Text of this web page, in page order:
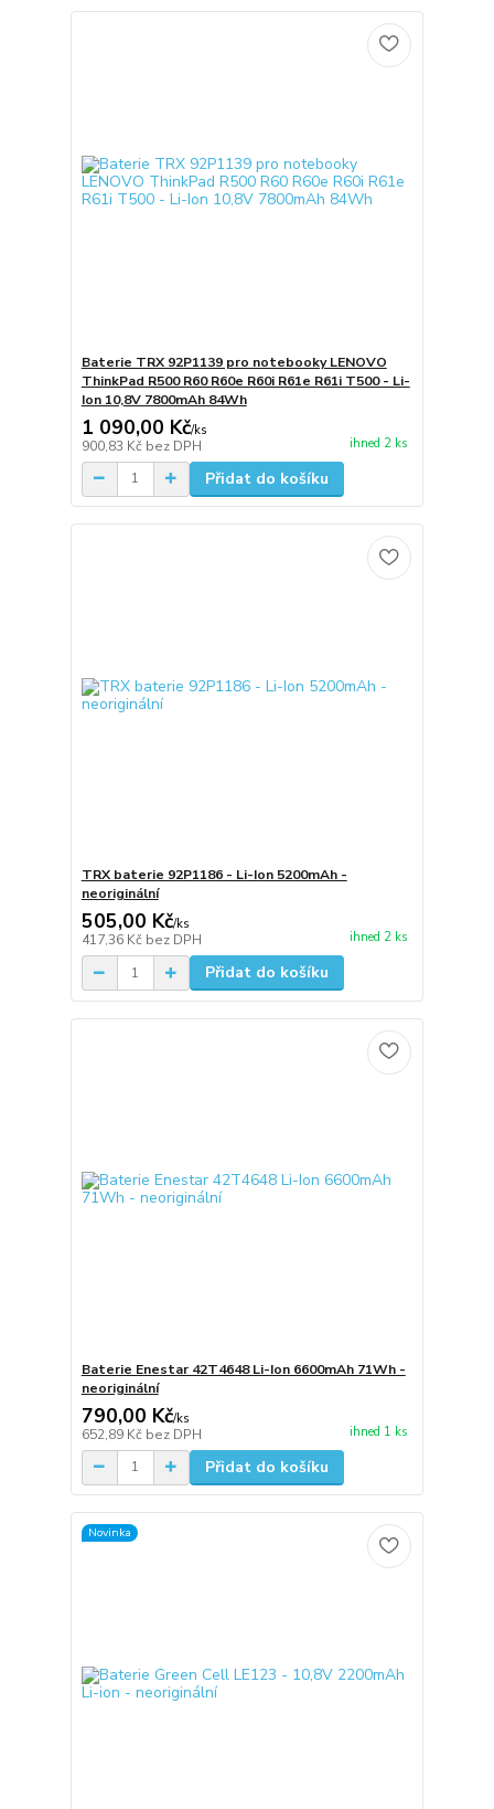
Baterie TRX 92P1139 pro notebooky LENOVO
ThinkPad R500 R60 R60e R60i R61e R61i T500 - Li-
Ion 10,8V 7800mAh 84Wh
1 090,00 Kč/ks
900,83 Kč bez DPH ihned 2 ks
Přidat do košíku
TRX baterie 92P1186 - Li-Ion 5200mAh -
neoriginální
505,00 Kč/ks
417,36 Kč bez DPH ihned 2 ks
Přidat do košíku
Baterie Enestar 42T4648 Li-Ion 6600mAh 71Wh -
neoriginální
790,00 Kč/ks
652,89 Kč bez DPH ihned 1 ks
Přidat do košíku
Novinka